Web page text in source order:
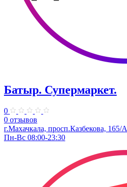
Батыр. Супермаркет.
0
0 отзывов
г.Махачкала, ​просп.Казбекова, 165/А
Пн-Вс 08:00-23:30